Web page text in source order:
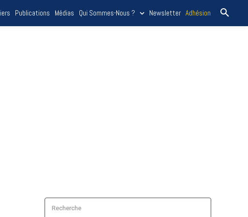
Publications Médias Qui Sommes-Nous ? Newsletter Adhésion
Recherche